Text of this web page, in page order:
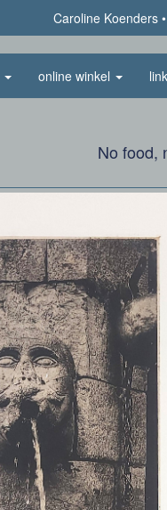
Caroline Koenders
online winkel
No food,